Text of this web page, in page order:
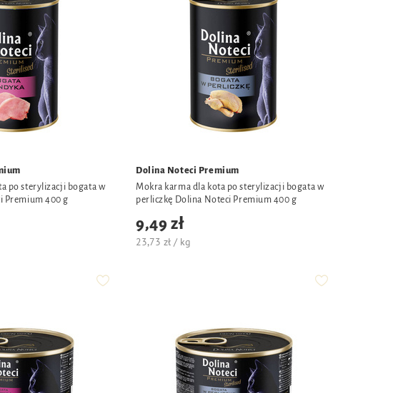
po sterylizacji bogata w
Premium 400 g
Dolina Noteci Premium
Mokra karma dla kota po sterylizacji bogata w
perliczkę Dolina Noteci Premium 400 g
9,49 zł
23,73 zł / kg